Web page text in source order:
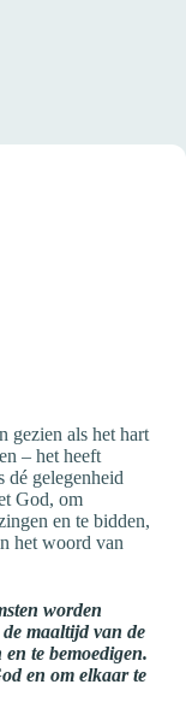
gezien als het hart
– het heeft
dé gelegenheid
God, om
en te bidden,
het woord van
worden
maaltijd van de
te bemoedigen.
en om elkaar te